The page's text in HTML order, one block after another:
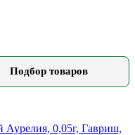
Подбор товаров